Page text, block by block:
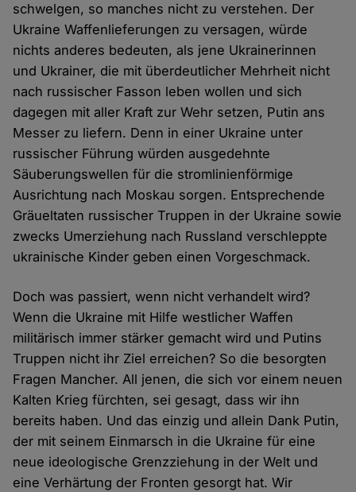
schwelgen, so manches nicht zu verstehen. Der
Ukraine Waffenlieferungen zu versagen, würde
nichts anderes bedeuten, als jene Ukrainerinnen
und Ukrainer, die mit überdeutlicher Mehrheit nicht
nach russischer Fasson leben wollen und sich
dagegen mit aller Kraft zur Wehr setzen, Putin ans
Messer zu liefern. Denn in einer Ukraine unter
russischer Führung würden ausgedehnte
Säuberungswellen für die stromlinienförmige
Ausrichtung nach Moskau sorgen. Entsprechende
Gräueltaten russischer Truppen in der Ukraine sowie
zwecks Umerziehung nach Russland verschleppte
ukrainische Kinder geben einen Vorgeschmack.
Doch was passiert, wenn nicht verhandelt wird?
Wenn die Ukraine mit Hilfe westlicher Waffen
militärisch immer stärker gemacht wird und Putins
Truppen nicht ihr Ziel erreichen? So die besorgten
Fragen Mancher. All jenen, die sich vor einem neuen
Kalten Krieg fürchten, sei gesagt, dass wir ihn
bereits haben. Und das einzig und allein Dank Putin,
der mit seinem Einmarsch in die Ukraine für eine
neue ideologische Grenzziehung in der Welt und
eine Verhärtung der Fronten gesorgt hat. Wir